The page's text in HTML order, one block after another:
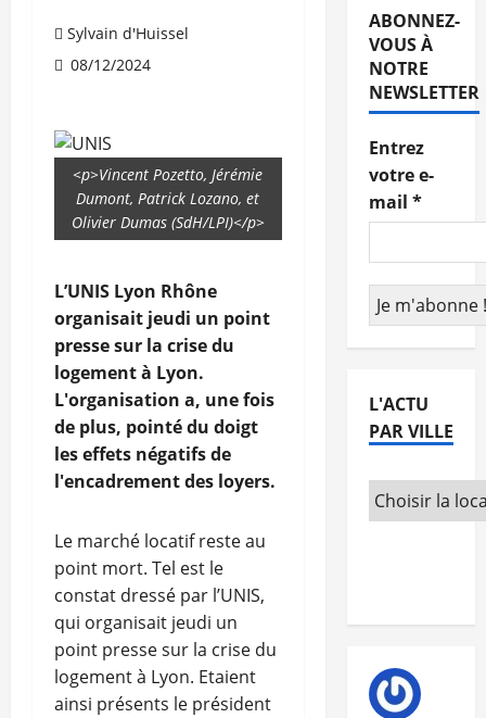
Sylvain d'Huissel
08/12/2024
<p>Vincent Pozetto, Jérémie
Dumont, Patrick Lozano, et
Olivier Dumas (SdH/LPI)</p>
L’UNIS Lyon Rhône
organisait jeudi un point
presse sur la crise du
logement à Lyon.
L'organisation a, une fois
de plus, pointé du doigt
les effets négatifs de
l'encadrement des loyers.
Le marché locatif reste au
point mort. Tel est le
constat dressé par l’UNIS,
qui organisait jeudi un
point presse sur la crise du
logement à Lyon. Etaient
ainsi présents le président
ABONNEZ-
VOUS À
NOTRE
NEWSLETTER
Entrez
votre e-
mail *
L'ACTU
PAR VILLE